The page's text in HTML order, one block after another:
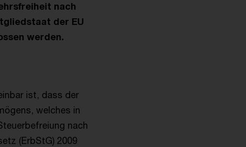
nach
der EU
werden.
ist, dass der
welches in
nach
(ErbStG) 2009